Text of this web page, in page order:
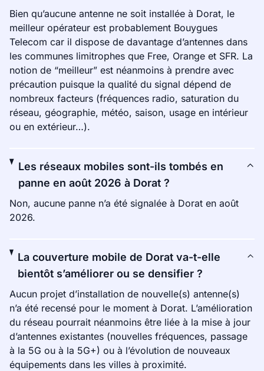
Bien qu’aucune antenne ne soit installée à Dorat, le
meilleur opérateur est probablement Bouygues
Telecom car il dispose de davantage d’antennes dans
les communes limitrophes que Free, Orange et SFR. La
notion de “meilleur” est néanmoins à prendre avec
précaution puisque la qualité du signal dépend de
nombreux facteurs (fréquences radio, saturation du
réseau, géographie, météo, saison, usage en intérieur
ou en extérieur…).
Les réseaux mobiles sont-ils tombés en
panne en août 2026 à Dorat ?
Non, aucune panne n’a été signalée à Dorat en août
2026.
La couverture mobile de Dorat va-t-elle
bientôt s’améliorer ou se densifier ?
Aucun projet d’installation de nouvelle(s) antenne(s)
n’a été recensé pour le moment à Dorat. L’amélioration
du réseau pourrait néanmoins être liée à la mise à jour
d’antennes existantes (nouvelles fréquences, passage
à la 5G ou à la 5G+) ou à l’évolution de nouveaux
équipements dans les villes à proximité.